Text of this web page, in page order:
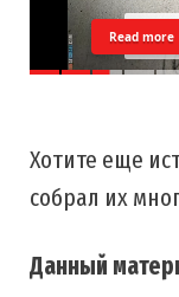
Read more
Хотите еще
собрал их
Данный